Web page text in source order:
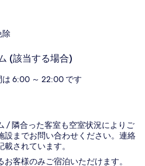
除
(該当する場合)
6:00 ～ 22:00 です
/ 隣合った客室も空室状況によりご
設までお問い合わせください。連絡
されています。
客様のみご宿泊いただけます。